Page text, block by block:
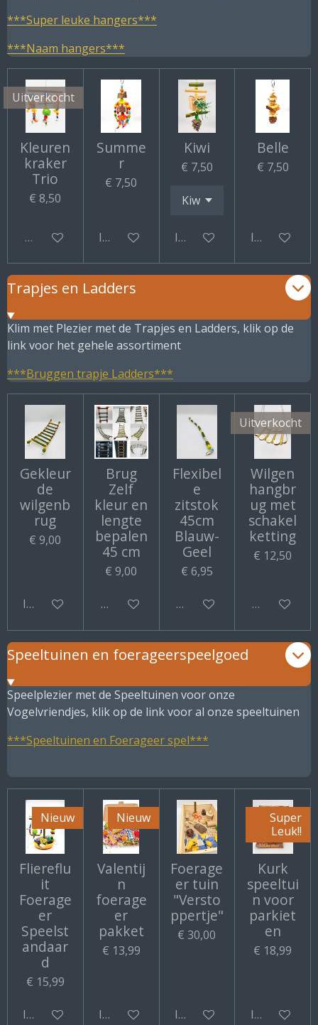
***Super leuke hangers***
***Naam hangers***
Uitverkocht
Kleuren
kraker
Trio
€ 8,50
Uitverkocht
Summe
r
€ 7,50
In winkelwagen
Kiwi
€ 7,50
In winkelwagen
Belle
€ 7,50
In
Trapjes en Ladders
Klim met Plezier met de Trapjes en Ladders, klik op de
link voor het gehele assortiment
***Bruggen trapje Ladders***
Gekleur
de
wilgenb
rug
€ 9,00
In winkelwagen
Brug
Zelf
kleur en
lengte
bepalen
45 cm
€ 9,00
Bekijk details
Flexibel
e
zitstok
45cm
Blauw-
Geel
€ 6,95
Bekijk details
Uitverkocht
Wilgen
hangbr
ug met
schakel
ketting
€ 12,50
Uitverkocht
Speeltuinen en foerageerspeelgoed
Speelplezier met de Speeltuinen voor onze
Vogelvriendjes, klik op de link voor al onze speeltuinen
***Speeltuinen en Foerageer spel***
Nieuw
Fliereflu
it
Foerage
er
Speelst
andaar
d
€ 15,99
In winkelwagen
Nieuw
Valentij
n
foerage
er
pakket
€ 13,99
In winkelwagen
Foerage
er tuin
"Versto
ppertje"
€ 30,00
In winkelwagen
Super
Leuk!!
Kurk
speeltui
n voor
parkiet
en
€ 18,99
In